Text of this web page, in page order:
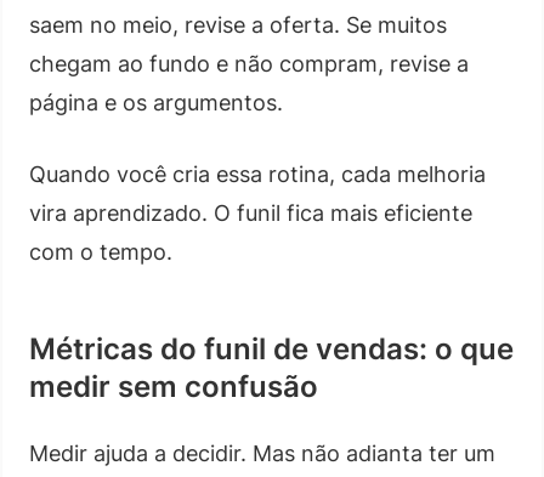
saem no meio, revise a oferta. Se muitos
chegam ao fundo e não compram, revise a
página e os argumentos.
Quando você cria essa rotina, cada melhoria
vira aprendizado. O funil fica mais eficiente
com o tempo.
Métricas do funil de vendas: o que
medir sem confusão
Medir ajuda a decidir. Mas não adianta ter um